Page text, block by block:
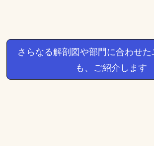
さらなる解剖図や部門に合わせた
も、ご紹介します